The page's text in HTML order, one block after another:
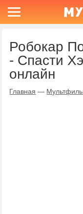
Робокар
- Спасти
онлайн
Главная —